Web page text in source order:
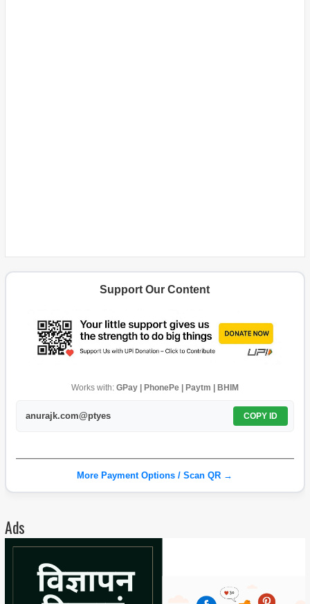
Support Our Content
Works with: GPay | PhonePe | Paytm | BHIM
anurajk.com@ptyes COPY ID
More Payment Options / Scan QR →
Ads